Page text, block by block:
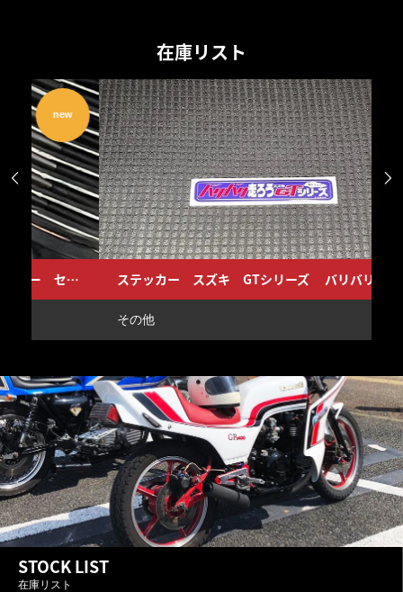
在庫リスト
new
ステッカー スズキ GTシリーズ バリバリ走ろう
 
STOCK LIST
在庫リスト